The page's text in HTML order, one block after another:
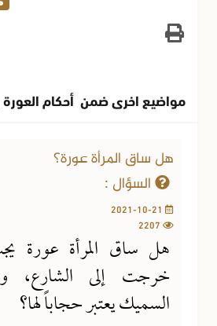
مواضيع اخرى ضمن أحكام العورة
هل ساق المرأة عورة؟
السؤال :
هل ساق المرأة عورة
خرجت إلى الشارع،
السميك يعتبر حجاباً لها؟